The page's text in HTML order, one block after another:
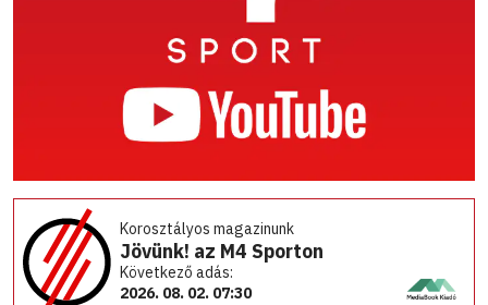
Korosztályos magazinunk
Jövünk! az M4 Sporton
Következő adás:
2026. 08. 02. 07:30